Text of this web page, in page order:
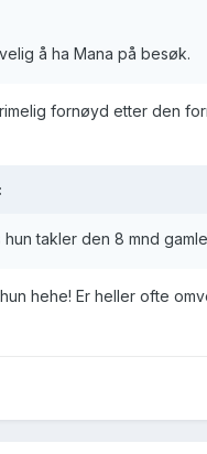
å ha Mana på besøk.
fornøyd etter den
takler den 8 mnd
hehe! Er heller ofte